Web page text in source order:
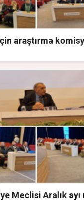
araştırma
Meclisi Aralık ayı